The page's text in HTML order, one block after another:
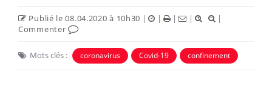
Publié le 08.04.2020 à 10h30 | | | |
|
Commenter
Mots clés : coronavirus Covid-19 confinement